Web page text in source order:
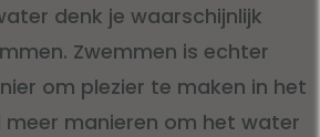
denk je waarschijnlijk
Zwemmen is echter
om plezier te maken in het
meer manieren om het water